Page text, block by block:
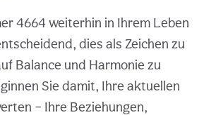
4664 weiterhin in Ihrem Leben
dies als Zeichen zu
Balance und Harmonie zu
Sie damit, Ihre aktuellen
– Ihre Beziehungen,